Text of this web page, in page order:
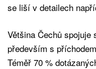
se liší v detailech
Většina Čechů spojuje
především s
Téměř 70 %